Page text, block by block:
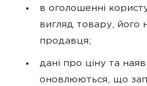
в оголошенні
вигляд товару, його
продавця;
дані про ціну та
оновлюються, що